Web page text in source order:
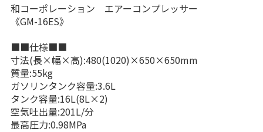
和コーポレーション エアーコンプレッサー
《GM-16ES》
■■仕様■■
寸法(長×幅×高):480(1020)×650×650mm
質量:55kg
ガソリンタンク容量:3.6L
タンク容量:16L(8L×2)
空気吐出量:201L/分
最高圧力:0.98MPa